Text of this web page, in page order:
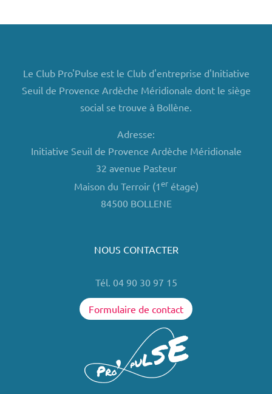
Le Club Pro'Pulse est le Club d'entreprise d'Initiative
Seuil de Provence Ardèche Méridionale dont le siège
social se trouve à Bollène.
Adresse:
Initiative Seuil de Provence Ardèche Méridionale
32 avenue Pasteur
Maison du Terroir (1erétage)
84500 BOLLENE
NOUS CONTACTER
Tél. 04 90 30 97 15
Formulaire de contact